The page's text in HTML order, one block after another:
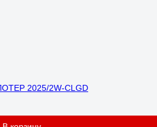
2025/2W-CLGD